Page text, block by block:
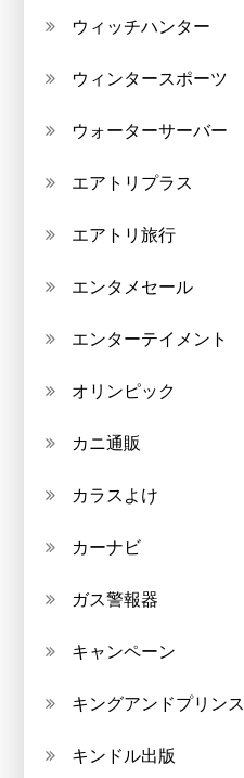
ウィッチハンター
ウィンタースポーツ
ウォーターサーバー
エアトリプラス
エアトリ旅行
エンタメセール
エンターテイメント
オリンピック
カニ通販
カラスよけ
カーナビ
ガス警報器
キャンペーン
キングアンドプリンス
キンドル出版